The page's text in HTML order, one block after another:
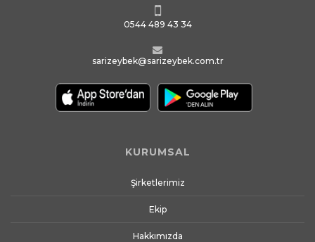
0544 489 43 34
sarizeybek@sarizeybek.com.tr
KURUMSAL
Şirketlerimiz
Ekip
Hakkımızda